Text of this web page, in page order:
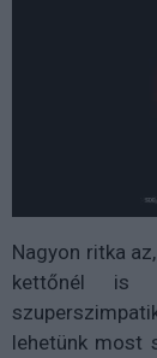
Nagyon ritka
kettőnél is
lehetünk most